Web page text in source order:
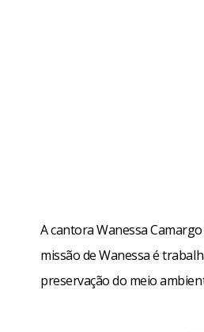
A cantora Wanessa
missão de Wanessa é
preservação do meio